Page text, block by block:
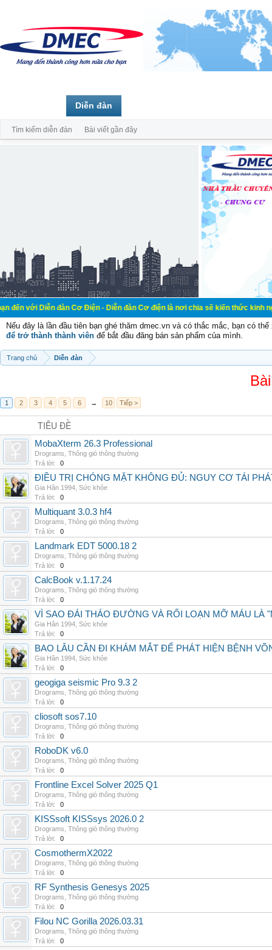
đàn Cơ Điện - Diễn đàn Cơ điện là nơi chia sẽ kiến thức kinh nghiệm
Nếu đây là lần đầu tiên bạn ghé thăm dmec.vn và có thắc mắc, bạn có
để trở thành thành viên để bắt đầu đăng bán sản phẩm của mình.
Trang chủ Diễn đàn
1 2 3 4 5 6 → 10 Tiếp >
TIÊU ĐỀ
MobaXterm 26.3 Professional
Drograms Thông gió thông thường
Trả lời:
0
ĐIỀU TRỊ CHÓNG MẶT KHÔNG ĐỦ: NGUY CƠ TÁI
Gia Hân 1994 Sức khỏe
Trả lời:
0
Multiquant 3.0.3 hf4
Drograms Thông gió thông thường
Trả lời:
0
Landmark EDT 5000.18 2
Drograms Thông gió thông thường
Trả lời:
0
CalcBook v.1.17.24
Drograms Thông gió thông thường
Trả lời:
0
VÌ SAO ĐÁI THÁO ĐƯỜNG VÀ RỐI LOẠN MỠ MÁU LÀ
Gia Hân 1994 Sức khỏe
Trả lời:
0
BAO LÂU CẦN ĐI KHÁM MẮT ĐỂ PHÁT HIỆN BỆNH
Gia Hân 1994 Sức khỏe
Trả lời:
0
geogiga seismic Pro 9.3 2
Drograms Thông gió thông thường
Trả lời:
0
cliosoft sos7.10
Drograms Thông gió thông thường
Trả lời:
0
RoboDK v6.0
Drograms Thông gió thông thường
Trả lời:
0
Frontline Excel Solver 2025 Q1
Drograms Thông gió thông thường
Trả lời:
0
KISSsoft KISSsys 2026.0 2
Drograms Thông gió thông thường
Trả lời:
0
CosmothermX2022
Drograms Thông gió thông thường
Trả lời:
0
RF Synthesis Genesys 2025
Drograms Thông gió thông thường
Trả lời:
0
Filou NC Gorilla 2026.03.31
Drograms Thông gió thông thường
Trả lời:
0
Diễn đàn
Tìm kiếm diễn đàn Bài viết gần đây